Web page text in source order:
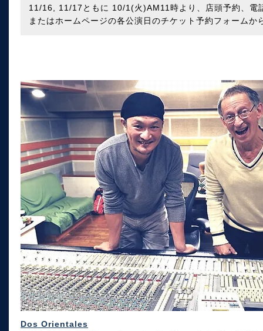
11/16, 11/17ともに 10/1(火)AM11時より、店頭予約、
またはホームページの各公演日のチケット予約フォーム
Dos Orientales